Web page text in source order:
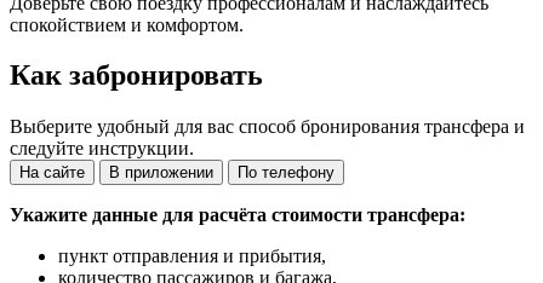
спокойствием и комфортом.
Как забронировать
Выберите удобный для вас способ бронирования трансфера и
следуйте инструкции.
На сайте В приложении По телефону
Укажите данные для расчёта стоимости трансфера:
пункт отправления и прибытия,
количество пассажиров и багажа,